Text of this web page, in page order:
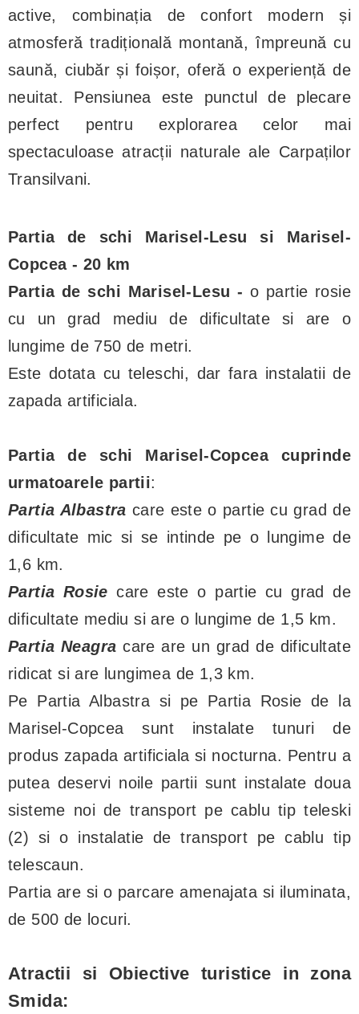
active, combinația de confort modern și
atmosferă tradițională montană, împreună cu
saună, ciubăr și foișor, oferă o experiență de
neuitat. Pensiunea este punctul de plecare
perfect pentru explorarea celor mai
spectaculoase atracții naturale ale Carpaților
Transilvani.
Partia de schi Marisel-Lesu si Marisel-
Copcea - 20 km
Partia de schi Marisel-Lesu - o partie rosie
cu un grad mediu de dificultate si are o
lungime de 750 de metri.
Este dotata cu teleschi, dar fara instalatii de
zapada artificiala.
Partia de schi Marisel-Copcea cuprinde
urmatoarele partii:
Partia Albastra care este o partie cu grad de
dificultate mic si se intinde pe o lungime de
1,6 km.
Partia Rosie care este o partie cu grad de
dificultate mediu si are o lungime de 1,5 km.
Partia Neagra care are un grad de dificultate
ridicat si are lungimea de 1,3 km.
Pe Partia Albastra si pe Partia Rosie de la
Marisel-Copcea sunt instalate tunuri de
produs zapada artificiala si nocturna. Pentru a
putea deservi noile partii sunt instalate doua
sisteme noi de transport pe cablu tip teleski
(2) si o instalatie de transport pe cablu tip
telescaun.
Partia are si o parcare amenajata si iluminata,
de 500 de locuri.
Atractii si Obiective turistice in zona
Smida: